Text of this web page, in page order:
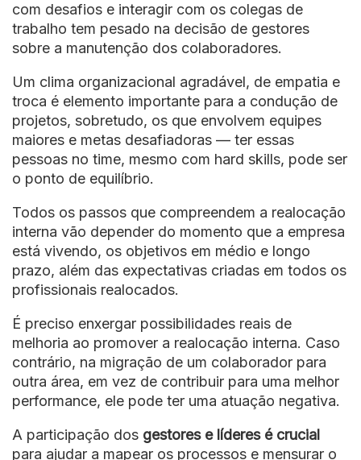
com desafios e interagir com os colegas de
trabalho tem pesado na decisão de gestores
sobre a manutenção dos colaboradores.
Um clima organizacional agradável, de empatia e
troca é elemento importante para a condução de
projetos, sobretudo, os que envolvem equipes
maiores e metas desafiadoras — ter essas
pessoas no time, mesmo com hard skills, pode ser
o ponto de equilíbrio.
Todos os passos que compreendem a realocação
interna vão depender do momento que a empresa
está vivendo, os objetivos em médio e longo
prazo, além das expectativas criadas em todos os
profissionais realocados.
É preciso enxergar possibilidades reais de
melhoria ao promover a realocação interna. Caso
contrário, na migração de um colaborador para
outra área, em vez de contribuir para uma melhor
performance, ele pode ter uma atuação negativa.
A participação dos gestores e líderes é crucial
para ajudar a mapear os processos e mensurar o